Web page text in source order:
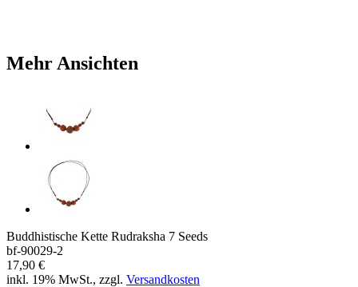
Mehr Ansichten
Buddhistische Kette Rudraksha 7 Seeds
bf-90029-2
17,90 €
inkl. 19% MwSt., zzgl. Versandkosten